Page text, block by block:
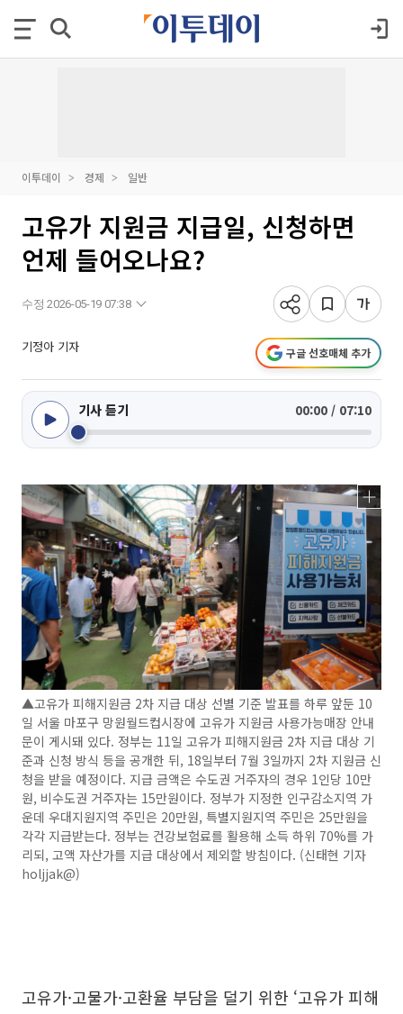
이투데이 경제 일반
고유가 지원금 지급일, 신청하면
언제 들어오나요?
수정 2026-05-19 07:38
기정아 기자 구글 선호매체 추가
기사 듣기 00:00 / 07:10
▲고유가 피해지원금 2차 지급 대상 선별 기준 발표를 하루 앞둔 10
일 서울 마포구 망원월드컵시장에 고유가 지원금 사용가능매장 안내
문이 게시돼 있다. 정부는 11일 고유가 피해지원금 2차 지급 대상 기
준과 신청 방식 등을 공개한 뒤, 18일부터 7월 3일까지 2차 지원금 신
청을 받을 예정이다. 지급 금액은 수도권 거주자의 경우 1인당 10만
원, 비수도권 거주자는 15만원이다. 정부가 지정한 인구감소지역 가
운데 우대지원지역 주민은 20만원, 특별지원지역 주민은 25만원을
각각 지급받는다. 정부는 건강보험료를 활용해 소득 하위 70%를 가
리되, 고액 자산가를 지급 대상에서 제외할 방침이다. (신태현 기자
holjjak@)
고유가·고물가·고환율 부담을 덜기 위한 ‘고유가 피해